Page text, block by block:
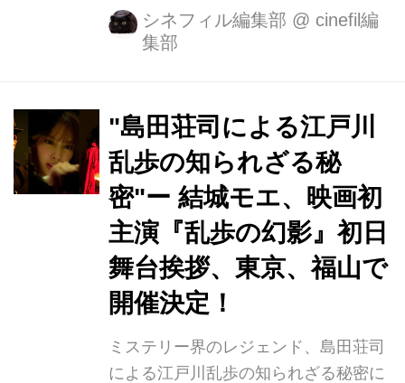
です。 脚本は島田荘司、監督は「明日
を綴る写真館」「２０歳のソウル」の
かれた主人公、弓子を演じます。 プロ
デューサー,監督の秋山純は、「原作脚
本に描かれる、透明感のある主人公
「弓子」を、２年間探し求めました。
幼い頃から文学に親しみ、本を読むこ
とが日常であった結城さんと出会った
時、弓子を演じられるのは、結城さん
しかいないと直感しました。ロケが進
く弓子の精神...
シネフィル編集部 @ cinefil編
集部
"島田荘司による江戸川
乱歩の知られざる秘
密"ー 結城モエ、映画初
主演『乱歩の幻影』初日
舞台挨拶、東京、福山で
開催決定！
ミステリー界のレジェンド、島田荘司
による江戸川乱歩の知られざる秘密に